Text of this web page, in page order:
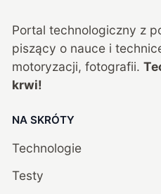
Portal technologiczny z
piszący o nauce i
motoryzacji, fotografii.
krwi!
NA SKRÓTY
Technologie
Testy